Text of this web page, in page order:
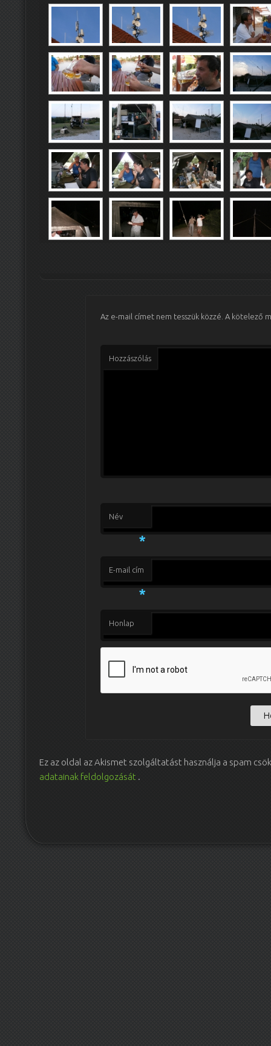
Az e-mail címet nem tesszük közzé. A kötelező
Hozzászólás
Név
*
E-mail cím
*
Honlap
Ez az oldal az Akismet szolgáltatást használja a spam
adatainak feldolgozását .